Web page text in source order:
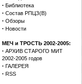
· Библиотека
· Состав РПЦЗ(В)
· Обзоры
· Новости
МЕЧ и ТРОСТЬ 2002-2005:
· АРХИВ СТАРОГО МИТ
2002-2005 годов
· ГАЛЕРЕЯ
· RSS